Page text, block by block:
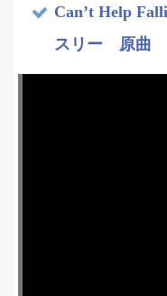
Can’t Help
スリー 原曲